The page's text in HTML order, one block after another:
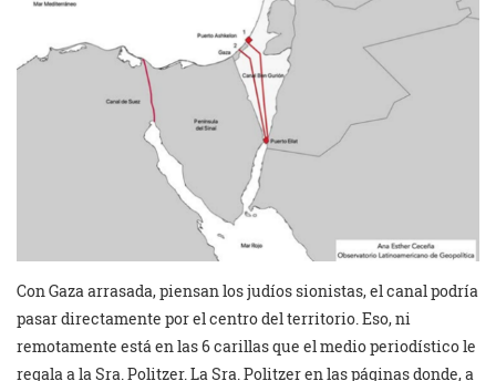
Con Gaza arrasada, piensan los judíos sionistas, el canal podría
pasar directamente por el centro del territorio. Eso, ni
remotamente está en las 6 carillas que el medio periodístico le
regala a la Sra. Politzer. La Sra. Politzer en las páginas donde, a